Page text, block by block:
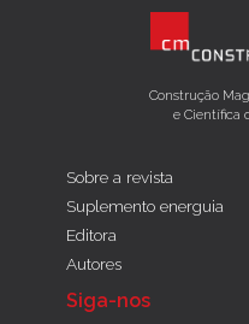
Construção
e Científica
Sobre a revista
Suplemento energuia
Editora
Autores
Siga-nos